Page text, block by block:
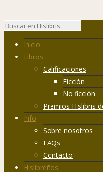
Inicio
Libros
Calificaciones
Ficción
No ficción
Premios Hislibris
Info
Sobre nosotros
FAQs
Contacto
Hislibreños